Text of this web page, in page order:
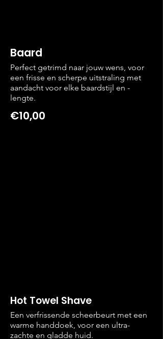
Baard
Perfect getrimd naar jouw wens, voor
een frisse en scherpe uitstraling met
aandacht voor elke baardstijl en -
lengte.
€10,00
Hot Towel Shave
Een verfrissende scheerbeurt met een
warme handdoek, voor een ultra-
zachte en gladde huid.